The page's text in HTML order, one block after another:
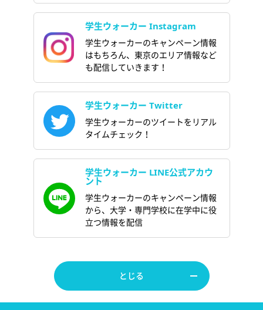
学生ウォーカー Instagram
学生ウォーカーのキャンペーン情報
はもちろん、東京のエリア情報など
も配信していきます！
学生ウォーカー Twitter
学生ウォーカーのツイートをリアル
タイムチェック！
学生ウォーカー LINE公式アカウ
ント
学生ウォーカーのキャンペーン情報
から、大学・専門学校に在学中に役
立つ情報を配信
とじる